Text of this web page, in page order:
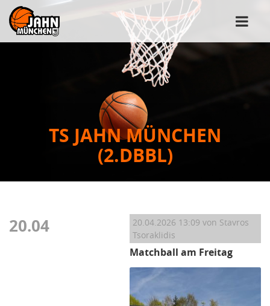
TS JAHN MÜNCHEN
(2.DBBL)
20.04 20.04.2026 13:09 von Stavros
Tsoraklidis
Matchball am Freitag